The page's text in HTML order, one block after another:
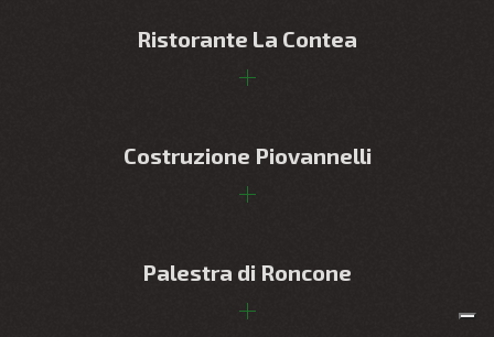
Ristorante La Contea
Costruzione Piovannelli
Palestra di Roncone